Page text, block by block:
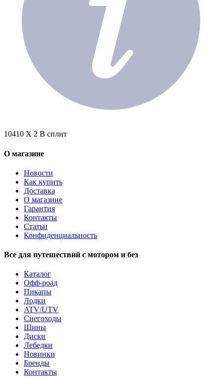
10410 X 2 В сплит
О магазине
Новости
Как купить
Доставка
О магазине
Гарантия
Контакты
Статьи
Конфиденциальность
Все для путешествий с мотором и без
Каталог
Офф-роад
Пикапы
Лодки
ATV/UTV
Снегоходы
Шины
Диски
Лебедки
Новинки
Бренды
Контакты